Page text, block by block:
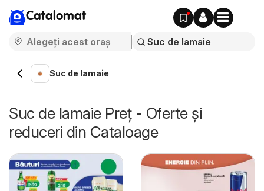
Catalomat
Suc de lamaie
Suc de lamaie Preț - Oferte și
reduceri din Cataloage